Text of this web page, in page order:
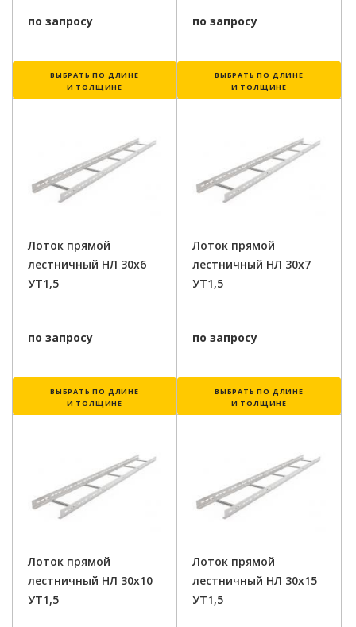
по запросу
ВЫБРАТЬ ПО ДЛИНЕ
И ТОЛЩИНЕ
по запросу
ВЫБРАТЬ ПО ДЛИНЕ
И ТОЛЩИНЕ
Лоток прямой
лестничный НЛ 30х6
УТ1,5
по запросу
ВЫБРАТЬ ПО ДЛИНЕ
И ТОЛЩИНЕ
Лоток прямой
лестничный НЛ 30х7
УТ1,5
по запросу
ВЫБРАТЬ ПО ДЛИНЕ
И ТОЛЩИНЕ
Лоток прямой
лестничный НЛ 30х10
УТ1,5
Лоток прямой
лестничный НЛ 30х15
УТ1,5